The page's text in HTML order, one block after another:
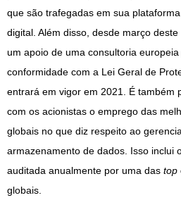
que são trafegadas em sua
digital. Além disso, desde março
um apoio de uma consultoria
conformidade com a Lei Geral de
entrará em vigor em 2021. É também
com os acionistas o emprego das
globais no que diz respeito ao
armazenamento de dados. Isso inclui
auditada anualmente por uma das top
globais.